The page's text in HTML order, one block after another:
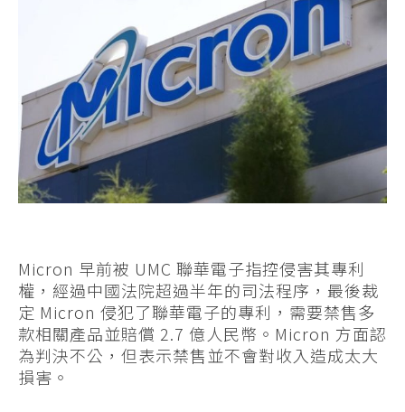
Micron 早前被 UMC 聯華電子指控侵害其專利
權，經過中國法院超過半年的司法程序，最後裁
定 Micron 侵犯了聯華電子的專利，需要禁售多
款相關產品並賠償 2.7 億人民幣。Micron 方面認
為判決不公，但表示禁售並不會對收入造成太大
損害。